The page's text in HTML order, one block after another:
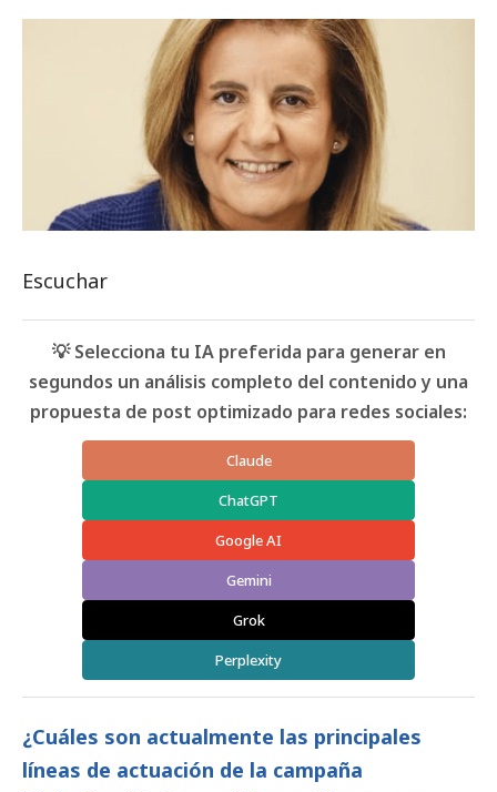
Escuchar
💡 Selecciona tu IA preferida para generar en
segundos un análisis completo del contenido y una
propuesta de post optimizado para redes sociales:
Claude
ChatGPT
Google AI
Gemini
Grok
Perplexity
¿Cuáles son actualmente las principales
líneas de actuación de la campaña